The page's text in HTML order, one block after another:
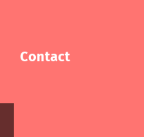
Contact